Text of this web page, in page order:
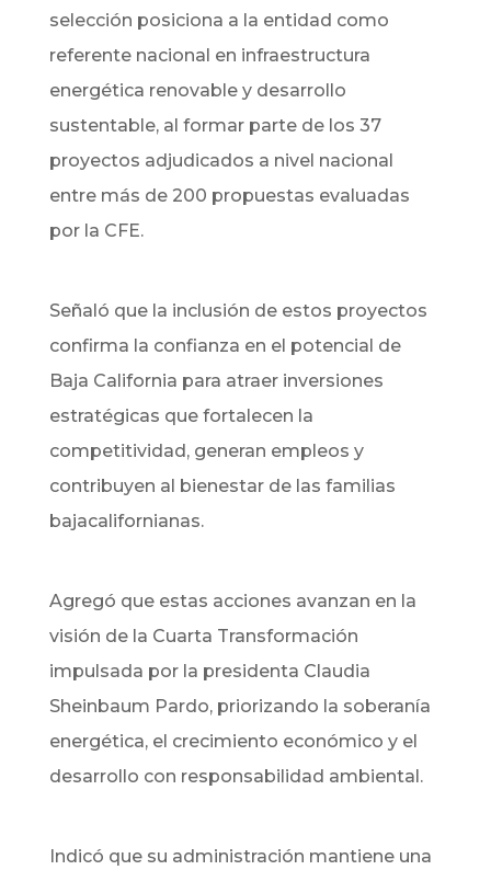
selección posiciona a la entidad como
referente nacional en infraestructura
energética renovable y desarrollo
sustentable, al formar parte de los 37
proyectos adjudicados a nivel nacional
entre más de 200 propuestas evaluadas
por la CFE.
Señaló que la inclusión de estos proyectos
confirma la confianza en el potencial de
Baja California para atraer inversiones
estratégicas que fortalecen la
competitividad, generan empleos y
contribuyen al bienestar de las familias
bajacalifornianas.
Agregó que estas acciones avanzan en la
visión de la Cuarta Transformación
impulsada por la presidenta Claudia
Sheinbaum Pardo, priorizando la soberanía
energética, el crecimiento económico y el
desarrollo con responsabilidad ambiental.
Indicó que su administración mantiene una